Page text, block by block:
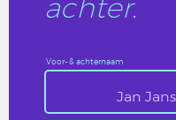
achter.
Voor- & achternaam